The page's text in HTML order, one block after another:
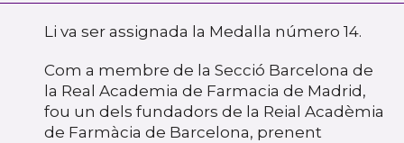
Li va ser assignada la Medalla número 14.
Com a membre de la Secció Barcelona de
la Real Academia de Farmacia de Madrid,
fou un dels fundadors de la Reial Acadèmia
de Farmàcia de Barcelona, prenent